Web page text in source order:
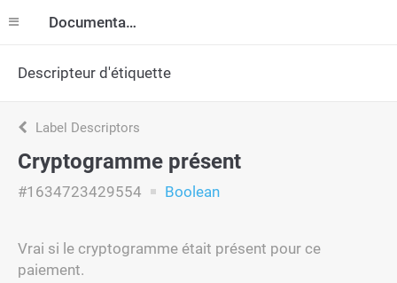
Documentation
Descripteur d'étiquette
Label Descriptors
Cryptogramme présent
#1634723429554 Boolean
Vrai si le cryptogramme était présent pour ce
paiement.